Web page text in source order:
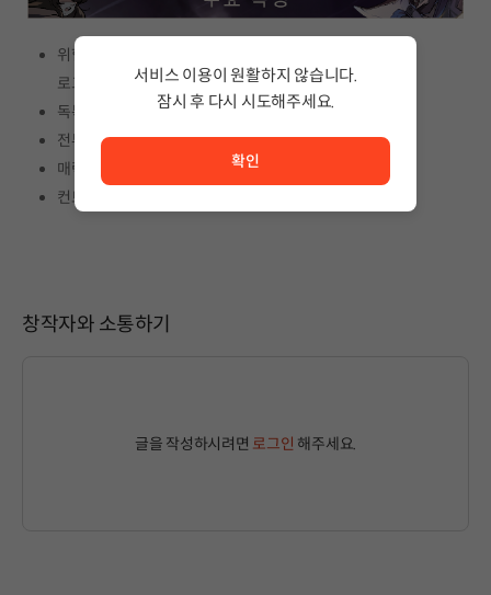
위험한 움직임과 연결된 기술로 이루어진 고위험 고수익
로그라이트 게임플레이
독특한 쿨다운 없는 전투 시스템
전투 상황을 바꾸고 위험을 증가시키는 원소 폭풍
매력적인 지역 디자인의 아름다운 픽셀 아트
컨트롤러 완벽 지원
창작자와 소통하기
글을 작성하시려면 로그인 해주세요.
서비스 이용이 원활하지 않습니다.
잠시 후 다시 시도해주세요.
확인